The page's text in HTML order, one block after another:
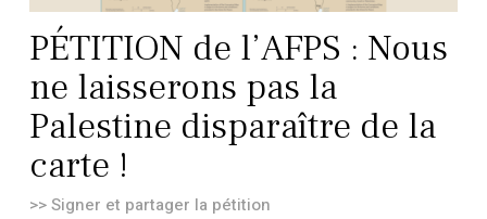
PÉTITION de l’AFPS : Nous
ne laisserons pas la
Palestine disparaître de la
carte !
>> Signer et partager la pétition